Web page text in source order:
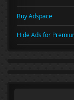
Buy Adspace
Hide Ads for